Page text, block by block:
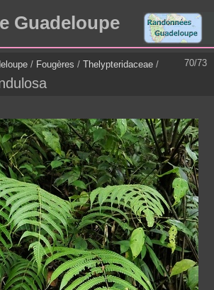
Guadeloupe
70/73
/ Fougères / Thelypteridaceae /